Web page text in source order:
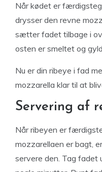
Når kødet er
drysser den revne
sætter fadet tilbage i
osten er smeltet og
Nu er din ribeye i fad
mozzarella klar til at
Servering af
Når ribeyen er
mozzarellaen er bagt,
servere den. Tag fadet